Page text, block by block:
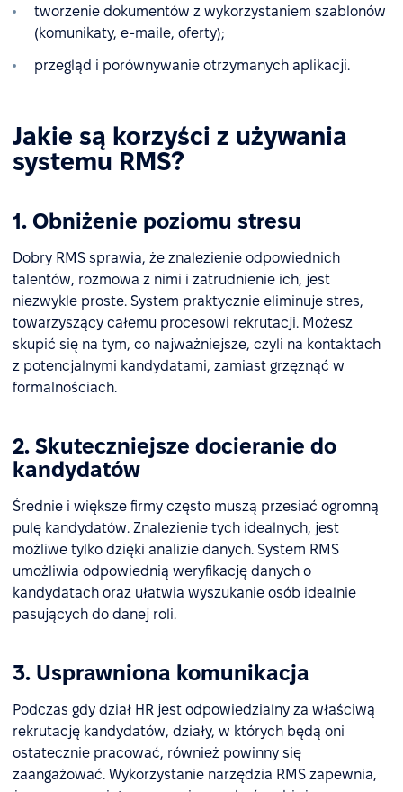
tworzenie dokumentów z wykorzystaniem szablonów
(komunikaty, e-maile, oferty);
przegląd i porównywanie otrzymanych aplikacji.
Jakie są korzyści z używania
systemu RMS?
1. Obniżenie poziomu stresu
Dobry RMS sprawia, że znalezienie odpowiednich
talentów, rozmowa z nimi i zatrudnienie ich, jest
niezwykle proste. System praktycznie eliminuje stres,
towarzyszący całemu procesowi rekrutacji. Możesz
skupić się na tym, co najważniejsze, czyli na kontaktach
z potencjalnymi kandydatami, zamiast grzęznąć w
formalnościach.
2. Skuteczniejsze docieranie do
kandydatów
Średnie i większe firmy często muszą przesiać ogromną
pulę kandydatów. Znalezienie tych idealnych, jest
możliwe tylko dzięki analizie danych. System RMS
umożliwia odpowiednią weryfikację danych o
kandydatach oraz ułatwia wyszukanie osób idealnie
pasujących do danej roli.
3. Usprawniona komunikacja
Podczas gdy dział HR jest odpowiedzialny za właściwą
rekrutację kandydatów, działy, w których będą oni
ostatecznie pracować, również powinny się
zaangażować. Wykorzystanie narzędzia RMS zapewnia,